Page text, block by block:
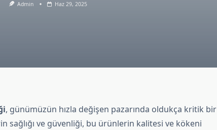
Admin Haz 29, 2025
, günümüzün hızla değişen pazarında oldukça kritik bir
sağlığı ve güvenliği, bu ürünlerin kalitesi ve kökeni